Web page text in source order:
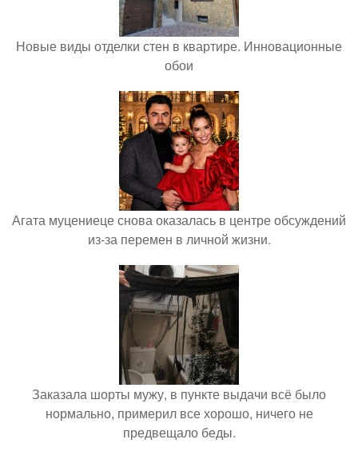
Новые виды отделки стен в квартире. Инновационные
обои
Агата муцениеце снова оказалась в центре обсуждений
из-за перемен в личной жизни.
Заказала шорты мужу, в пункте выдачи всё было
нормально, примерил все хорошо, ничего не
предвещало беды.